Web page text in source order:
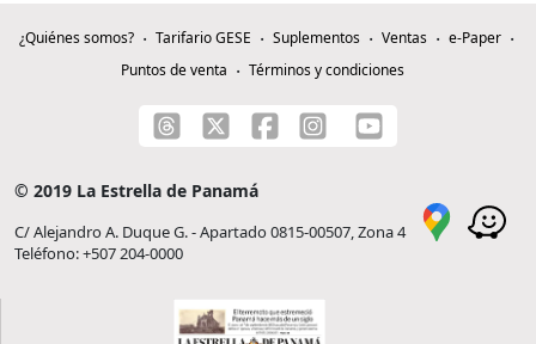
¿Quiénes somos? Tarifario GESE Suplementos Ventas
e-Paper
Puntos de venta
Términos y condiciones
© 2019 La Estrella de Panamá
C/ Alejandro A. Duque G. - Apartado 0815-00507, Zona 4
Teléfono: +507 204-0000